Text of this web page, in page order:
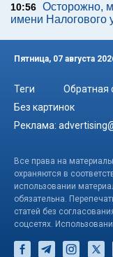
10:56 Осторожно,
имени Налогового
Пятница, 07 августа
Теги Обратная
Без картинок
Реклама:
Все права на
охраняются в
использовании
обязательна.
статей без
соцсетях.